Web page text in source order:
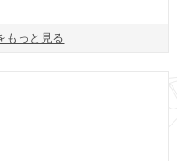
もっと見る